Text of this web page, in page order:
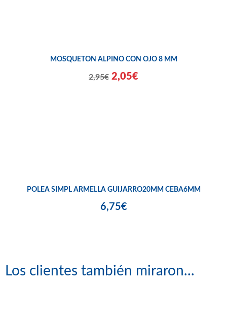
MOSQUETON ALPINO CON OJO 8 MM
2,95€ 2,05€
POLEA SIMPL ARMELLA GUIJARRO20MM CEBA6MM
6,75€
Los clientes también miraron...